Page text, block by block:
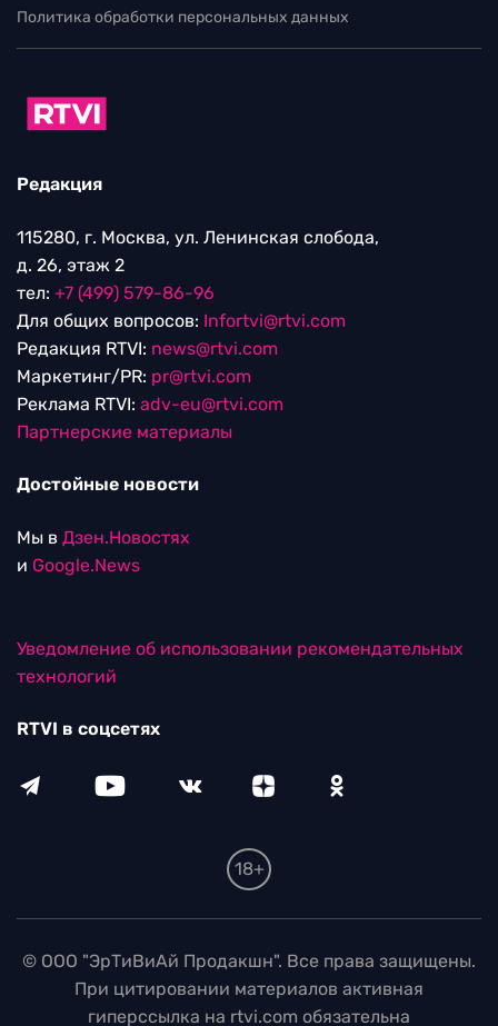
Политика обработки персональных данных
Редакция
115280, г. Москва, ул. Ленинская слобода,
д. 26, этаж 2
тел: +7 (499) 579-86-96
Для общих вопросов: Infortvi@rtvi.com
Редакция RTVI: news@rtvi.com
Маркетинг/PR: pr@rtvi.com
Реклама RTVI: adv-eu@rtvi.com
Партнерские материалы
Достойные новости
Мы в Дзен.Новостях
и Google.News
Уведомление об использовании рекомендательных
технологий
RTVI в соцсетях
18+
© ООО "ЭрТиВиАй Продакшн". Все права защищены.
При цитировании материалов активная
гиперссылка на rtvi.com обязательна